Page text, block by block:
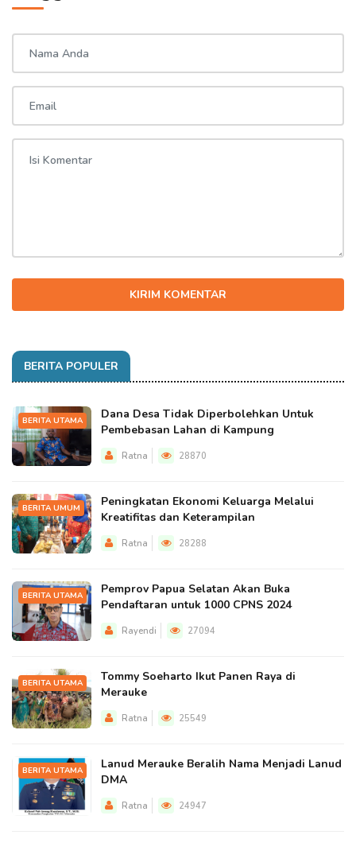
KIRIM KOMENTAR
BERITA POPULER
BERITA UTAMA
Dana Desa Tidak Diperbolehkan Untuk
Pembebasan Lahan di Kampung
Ratna 28870
BERITA UMUM
Peningkatan Ekonomi Keluarga Melalui
Kreatifitas dan Keterampilan
Ratna 28288
BERITA UTAMA
Pemprov Papua Selatan Akan Buka
Pendaftaran untuk 1000 CPNS 2024
Rayendi 27094
BERITA UTAMA
Tommy Soeharto Ikut Panen Raya di
Merauke
Ratna 25549
BERITA UTAMA
Lanud Merauke Beralih Nama Menjadi Lanud
DMA
Ratna 24947